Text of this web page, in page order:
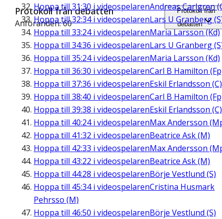
Hoppa till 31:30 i videospelarenAndreas Carlgren
Hoppa till32:34i videospelarenLars U Granberg
Hoppa till 33:24i videospelarenMaria Larsson (Kd)
Hoppa till 34:36 i videospelarenLars U Granberg
Hoppa till 35:24i videospelarenMaria Larsson (Kd)
Hoppa till 36:30 i videospelarenCarl B Hamilton
Hoppa till 37:36 i videospelarenEskil Erlandsson (C)
Hoppa till 38:40 i videospelarenCarl B Hamilton
Hoppa till 39:38 i videospelarenEskil Erlandsson (C)
Hoppa till 40:24i videospelarenMax Andersson
Hoppa till 41:32 i videospelarenBeatrice Ask (M)
Hoppa till 42:33 i videospelarenMax Andersson
Hoppa till 43:22 i videospelarenBeatrice Ask (M)
Hoppa till 44:28 i videospelarenBörje Vestlund (S)
Hoppa till 45:34i videospelarenCristina Husmark
Pehrsso (M)
Hoppa till 46:50 i videospelarenBörje Vestlund (S)
Protokoll från debatten
Anföranden: 60
Protokoll från
debatten